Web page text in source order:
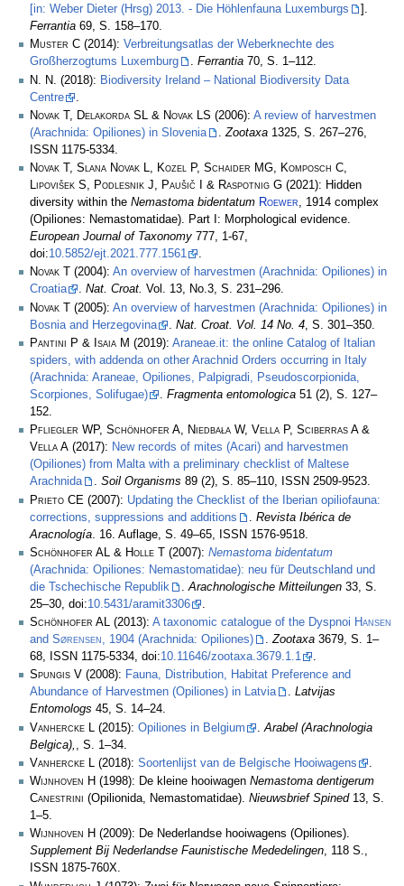
[in: Weber Dieter (Hrsg) 2013. - Die Höhlenfauna Luxemburgs
].
Ferrantia 69, S. 158–170.
Muster C (2014): Verbreitungsatlas der Weberknechte des
Großherzogtums Luxemburg
. Ferrantia 70, S. 1–112.
N. N.
(2018): Biodiversity Ireland – National Biodiversity Data
Centre
Novak T, Delakorda SL & Novak LS (2006): A review of harvestmen
(Arachnida: Opiliones) in Slovenia
.Zootaxa 1325, S. 267–276,
ISSN 1175-5334.
Novak T, Slana Novak L, Kozel P, Schaider MG, Komposch C,
Lipovišek S, Podlesnik J, Paušič I & Raspotnig G (2021): Hidden
diversity within the Nemastoma bidentatum Roewer, 1914 complex
(Opiliones: Nemastomatidae). Part I: Morphological evidence.
European Journal of Taxonomy 777, 1-67,
doi:10.5852/ejt.2021.777.1561
.
Novak T
(2004): An overview of harvestmen (Arachnida: Opiliones) in
Croatia
. Nat. Croat. Vol. 13, No.3, S. 231–296.
Novak T (2005): An overview of harvestmen (Arachnida: Opiliones) in
Bosnia and Herzegovina
Nat. Croat. Vol. 14 No. 4 , S. 301–350.
Pantini P & Isaia M (2019): Araneae.it: the online Catalog of Italian
spiders, with addenda on other Arachnid Orders occurring in Italy
(Arachnida: Araneae, Opiliones, Palpigradi, Pseudoscorpionida,
Scorpiones, Solifugae)
. Fragmenta entomologica 51 (2), S. 127–
152.
Pfliegler WP, Schönhofer A, Niedbała W, Vella P, Sciberras A &
Vella A (2017): New records of mites (Acari) and harvestmen
(Opiliones) from Malta with a preliminary checklist of Maltese
Arachnida
. Soil Organisms 89 (2), S. 85–110, ISSN 2509-9523.
Prieto CE (2007): Updating the Checklist of the Iberian opiliofauna:
corrections, suppressions and additions
Revista Ibérica de
Aracnología . 16. Auflage, S. 49–65, ISSN 1576-9518.
Schönhofer AL & Holle T (2007): Nemastoma bidentatum
(Arachnida: Opiliones: Nemastomatidae): neu für Deutschland und
die Tschechische Republik
.Arachnologische Mitteilungen 33, S.
25–30, doi:10.5431/aramit3306
.
Schönhofer AL (2013): A taxonomic catalogue of the Dyspnoi Hansen
and Sørensen, 1904 (Arachnida: Opiliones) .Zootaxa 3679, S. 1–
68, ISSN 1175-5334, doi:10.11646/zootaxa.3679.1.1
.
Spungis V (2008): Fauna, Distribution, Habitat Preference and
Abundance of Harvestmen (Opiliones) in Latvia
. Latvijas
Entomologs 45, S. 14–24.
Vanhercke L
(2015): Opiliones in Belgium
Arabel (Arachnologia
Belgica),
, S. 1–34.
Vanhercke L (2018): Soortenlijst van de Belgische Hooiwagens
.
Wijnhoven H (1998): De kleine hooiwagen Nemastoma dentigerum
Canestrini (Opilionida, Nemastomatidae). Nieuwsbrief Spined13, S.
1–5.
Wijnhoven H (2009): De Nederlandse hooiwagens (Opiliones).
Supplement Bij Nederlandse Faunistische Mededelingen, 118 S.,
ISSN 1875-760X.